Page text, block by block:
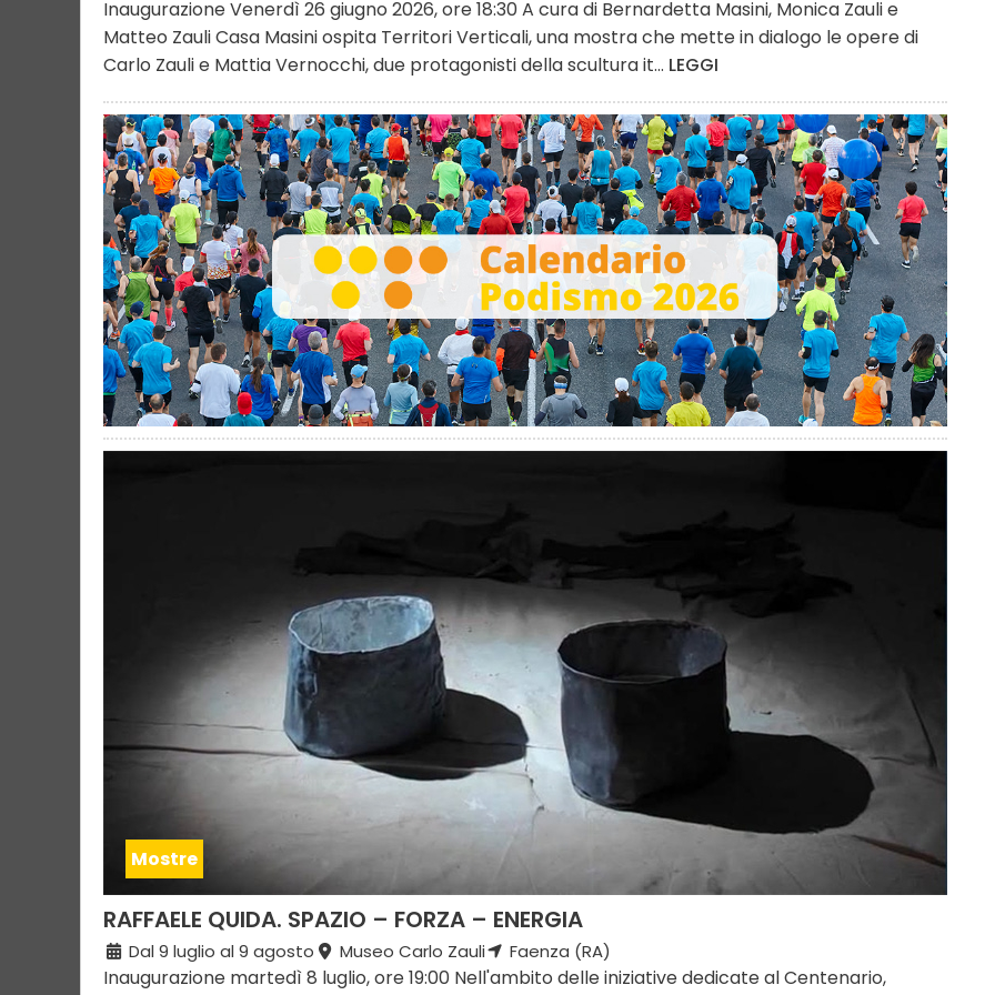
Inaugurazione Venerdì 26 giugno 2026, ore 18:30 A cura di Bernardetta Masini, Monica Zauli e
Matteo Zauli Casa Masini ospita Territori Verticali, una mostra che mette in dialogo le opere di
Carlo Zauli e Mattia Vernocchi, due protagonisti della scultura it... LEGGI
Mostre
RAFFAELE QUIDA. SPAZIO – FORZA – ENERGIA
Dal 9 luglio al 9 agosto Museo Carlo Zauli Faenza (RA)
Inaugurazione martedì 8 luglio, ore 19:00 Nell'ambito delle iniziative dedicate al Centenario,